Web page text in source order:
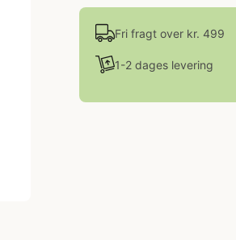
Fri fragt over kr. 499
1-2 dages levering